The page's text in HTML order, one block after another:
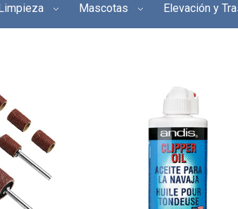
Mascotas Elevación y